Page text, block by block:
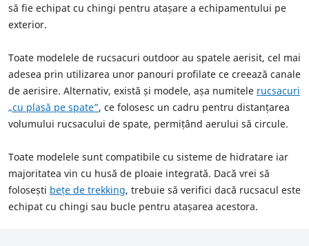
să fie echipat cu chingi pentru atașare a echipamentului pe
exterior.
Toate modelele de rucsacuri outdoor au spatele aerisit, cel mai
adesea prin utilizarea unor panouri profilate ce creează canale
de aerisire. Alternativ, există și modele, așa numitele rucsacuri
„cu plasă pe spate”, ce folosesc un cadru pentru distanțarea
volumului rucsacului de spate, permițând aerului să circule.
Toate modelele sunt compatibile cu sisteme de hidratare iar
majoritatea vin cu husă de ploaie integrată. Dacă vrei să
folosești bețe de trekking, trebuie să verifici dacă rucsacul este
echipat cu chingi sau bucle pentru atașarea acestora.